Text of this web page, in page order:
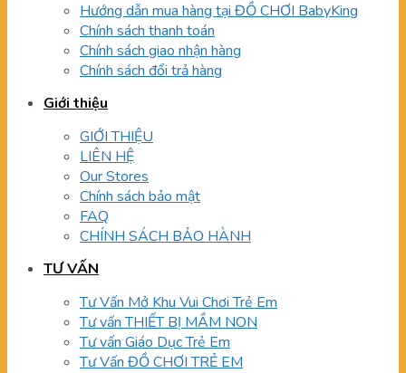
Hướng dẫn mua hàng tại ĐỒ CHƠI BabyKing
Chính sách thanh toán
Chính sách giao nhận hàng
Chính sách đổi trả hàng
Giới thiệu
GIỚI THIỆU
LIÊN HỆ
Our Stores
Chính sách bảo mật
FAQ
CHÍNH SÁCH BẢO HÀNH
TƯ VẤN
Tư Vấn Mở Khu Vui Chơi Trẻ Em
Tư vấn THIẾT BỊ MẦM NON
Tư vấn Giáo Dục Trẻ Em
Tư Vấn ĐỒ CHƠI TRẺ EM